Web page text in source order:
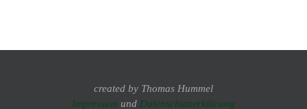
created by Thomas Hummel
Impressum und Datenschutzerklärung